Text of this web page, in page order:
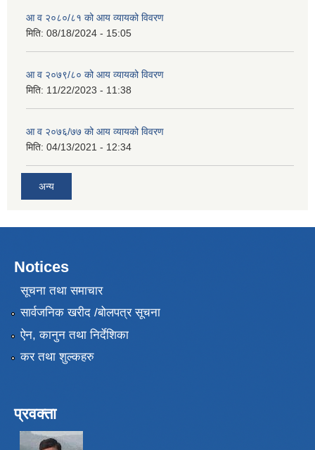
आ व २०८०/८१ को आय व्यायको विवरण
मिति: 08/18/2024 - 15:05
आ व २०७९/८० को आय व्यायको विवरण
मिति: 11/22/2023 - 11:38
आ व २०७६/७७ को आय व्यायको विवरण
मिति: 04/13/2021 - 12:34
अन्य
Notices
सूचना तथा समाचार
सार्वजनिक खरीद /बोलपत्र सूचना
ऐन, कानुन तथा निर्देशिका
कर तथा शुल्कहरु
प्रवक्ता